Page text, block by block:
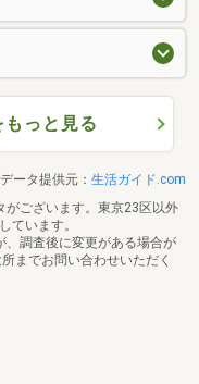
っと見る
ータ提供元： 生活ガイド.com
がございます。東京23区以外
ています。
、調査後に変更がある場合が
までお問い合わせいただく